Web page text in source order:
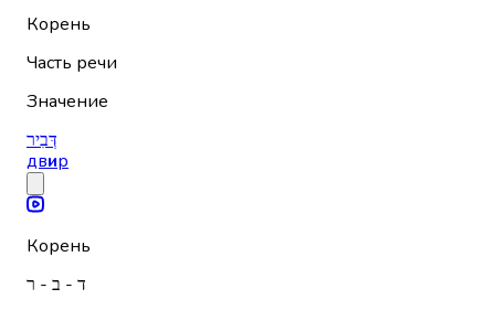
Корень
Часть речи
Значение
דְּבִיר
двир
Корень
ד - ב - ר